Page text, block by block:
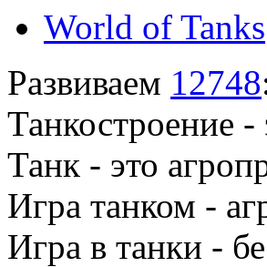
World of Tanks
Развиваем 12748
Танкостроение
Танк - это
Игра танком -
Игра в танки -